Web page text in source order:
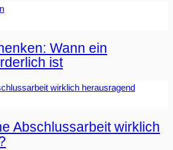
Wann ein
ist
Abschlussarbeit wirklich